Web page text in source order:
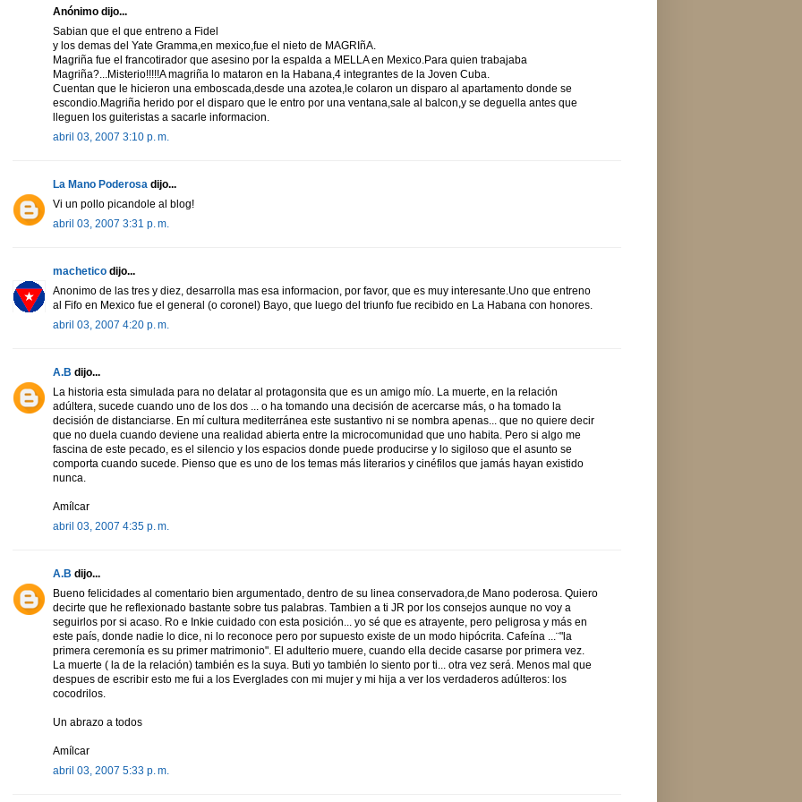
Anónimo dijo...
Sabian que el que entreno a Fidel
y los demas del Yate Gramma,en mexico,fue el nieto de MAGRIñA.
Magriña fue el francotirador que asesino por la espalda a MELLA en Mexico.Para quien trabajaba
Magriña?...Misterio!!!!!A magriña lo mataron en la Habana,4 integrantes de la Joven Cuba.
Cuentan que le hicieron una emboscada,desde una azotea,le colaron un disparo al apartamento donde se
escondio.Magriña herido por el disparo que le entro por una ventana,sale al balcon,y se deguella antes que
lleguen los guiteristas a sacarle informacion.
abril 03, 2007 3:10 p. m.
La Mano Poderosa dijo...
Vi un pollo picandole al blog!
abril 03, 2007 3:31 p. m.
machetico dijo...
Anonimo de las tres y diez, desarrolla mas esa informacion, por favor, que es muy interesante.Uno que entreno
al Fifo en Mexico fue el general (o coronel) Bayo, que luego del triunfo fue recibido en La Habana con honores.
abril 03, 2007 4:20 p. m.
A.B dijo...
La historia esta simulada para no delatar al protagonsita que es un amigo mío. La muerte, en la relación
adúltera, sucede cuando uno de los dos ... o ha tomando una decisión de acercarse más, o ha tomado la
decisión de distanciarse. En mí cultura mediterránea este sustantivo ni se nombra apenas... que no quiere decir
que no duela cuando deviene una realidad abierta entre la microcomunidad que uno habita. Pero si algo me
fascina de este pecado, es el silencio y los espacios donde puede producirse y lo sigiloso que el asunto se
comporta cuando sucede. Pienso que es uno de los temas más literarios y cinéfilos que jamás hayan existido
nunca.
Amílcar
abril 03, 2007 4:35 p. m.
A.B dijo...
Bueno felicidades al comentario bien argumentado, dentro de su linea conservadora,de Mano poderosa. Quiero
decirte que he reflexionado bastante sobre tus palabras. Tambien a ti JR por los consejos aunque no voy a
seguirlos por si acaso. Ro e Inkie cuidado con esta posición... yo sé que es atrayente, pero peligrosa y más en
este país, donde nadie lo dice, ni lo reconoce pero por supuesto existe de un modo hipócrita. Cafeína ...¨"la
primera ceremonía es su primer matrimonio". El adulterio muere, cuando ella decide casarse por primera vez.
La muerte ( la de la relación) también es la suya. Buti yo también lo siento por ti... otra vez será. Menos mal que
despues de escribir esto me fui a los Everglades con mi mujer y mi hija a ver los verdaderos adúlteros: los
cocodrilos.
Un abrazo a todos
Amílcar
abril 03, 2007 5:33 p. m.